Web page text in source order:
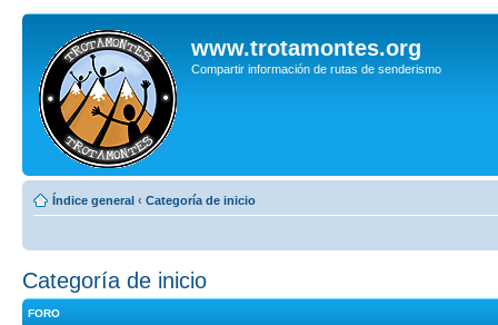
www.trotamontes.org
Compartir información de rutas de senderismo
Índice general ‹ Categoría de inicio
Categoría de inicio
FORO